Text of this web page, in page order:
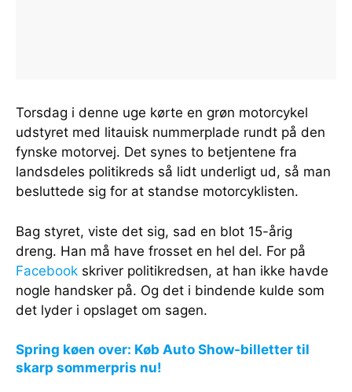
Torsdag i denne uge kørte en grøn motorcykel
udstyret med litauisk nummerplade rundt på den
fynske motorvej. Det synes to betjentene fra
landsdeles politikreds så lidt underligt ud, så man
besluttede sig for at standse motorcyklisten.
Bag styret, viste det sig, sad en blot 15-årig
dreng. Han må have frosset en hel del. For på
Facebook skriver politikredsen, at han ikke havde
nogle handsker på. Og det i bindende kulde som
det lyder i opslaget om sagen.
Spring køen over: Køb Auto Show-billetter til
skarp sommerpris nu!